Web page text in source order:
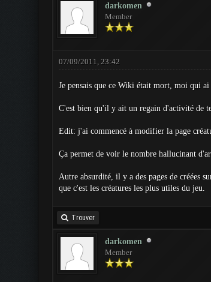
darkomen
Member
07/09/2011, 23:42
Je pensais que ce Wiki était mort, moi qui ai
C'est bien qu'il y ait un regain d'activité de
Edit: j'ai commencé à modifier la page
Ça permet de voir le nombre hallucinant
Autre absurdité, il y a des pages de créées
que c'est les créatures les plus utiles du jeu.
Trouver
darkomen
Member